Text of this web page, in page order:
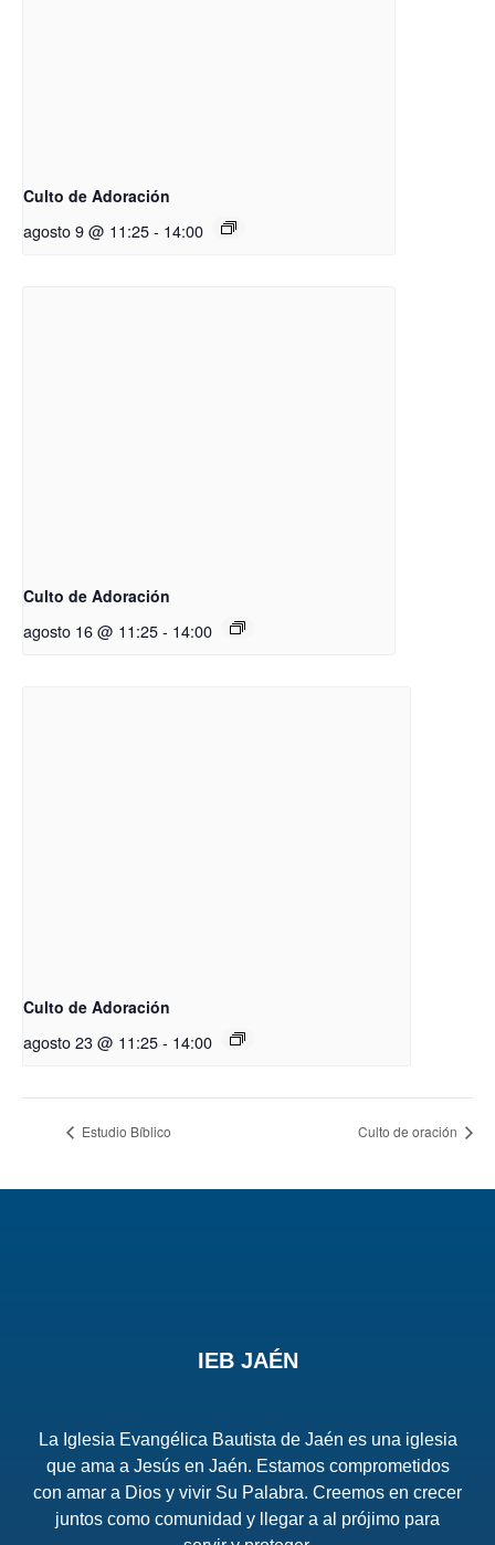
Culto de Adoración
agosto 9 @ 11:25- 14:00
Culto de Adoración
agosto 16 @ 11:25- 14:00
Culto de Adoración
agosto 23 @ 11:25- 14:00
Estudio Bíblico Culto de oración
IEB JAÉN
La Iglesia Evangélica Bautista de Jaén es una iglesia
que ama a Jesús en Jaén. Estamos comprometidos
con amar a Dios y vivir Su Palabra. Creemos en crecer
juntos como comunidad y llegar a al prójimo para